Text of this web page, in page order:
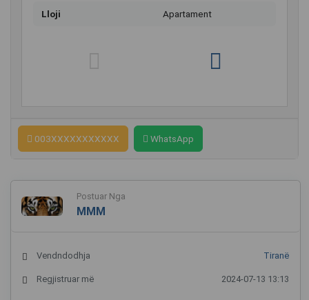
Lloji Apartament
003XXXXXXXXXXX WhatsApp
Postuar Nga
MMM
Vendndodhja Tiranë
Regjistruar më 2024-07-13 13:13